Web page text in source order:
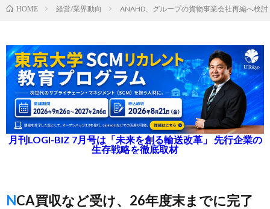
HOME 経営/業界動向 ANAHD、グループの貨物事業会社再編へ検
月刊LOGI-BIZ 7月号は「未来を創る輸送改革」 先行企業の
生存戦略を徹底取材
NCA買収など受け、26年度末までに完了